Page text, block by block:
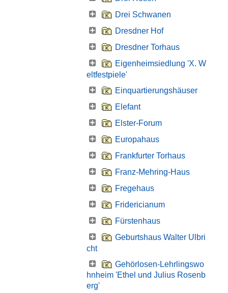
Drei Schwanen
Dresdner Hof
Dresdner Torhaus
Eigenheimsiedlung 'X. W
eltfestpiele'
Einquartierungshäuser
Elefant
Elster-Forum
Europahaus
Frankfurter Torhaus
Franz-Mehring-Haus
Fregehaus
Fridericianum
Fürstenhaus
Geburtshaus Walter Ulbri
cht
Gehörlosen-Lehrlingswo
hnheim 'Ethel und Julius Rosenb
erg'